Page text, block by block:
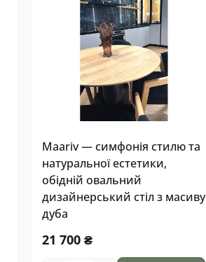
Maariv — симфонія стилю та
натуральної естетики,
обідній овальний
дизайнерський стіл з масиву
дуба
21 700 ₴